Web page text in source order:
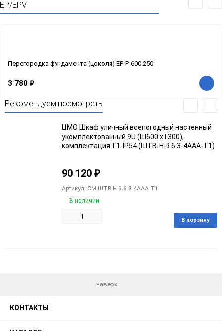
EP/EPV
Перегородка фундамента (цоколя) EP-P-600.250
3 780 ₽
Рекомендуем посмотреть
ЦМО Шкаф уличный всепогодный настенный
укомплектованный 9U (Ш600 х Г300),
комплектация T1-IP54 (ШТВ-Н-9.6.3-4ААА-Т1)
90 120 ₽
Артикул: CM-ШТВ-Н-9.6.3-4ААА-Т1
В наличии
В корзину
наверх
КОНТАКТЫ